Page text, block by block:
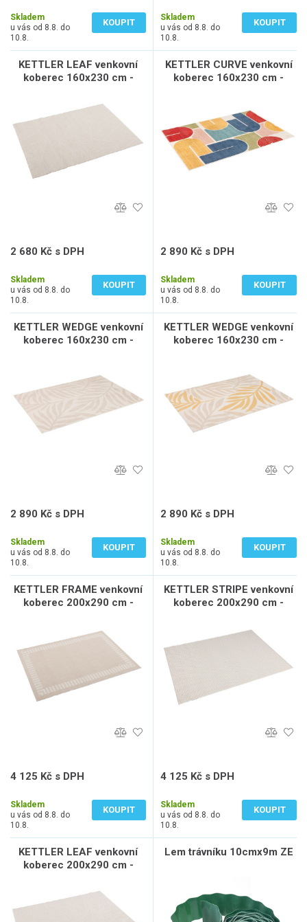
Skladem
u vás od 8.8. do
10.8.
KOUPIT
Skladem
u vás od 8.8. do
10.8.
KOUPIT
KETTLER LEAF venkovní
koberec 160x230 cm -
2 680 Kč s DPH
Skladem
u vás od 8.8. do
10.8.
KOUPIT
KETTLER CURVE venkovní
koberec 160x230 cm -
2 890 Kč s DPH
Skladem
u vás od 8.8. do
10.8.
KOUPIT
KETTLER WEDGE venkovní
koberec 160x230 cm -
2 890 Kč s DPH
Skladem
u vás od 8.8. do
10.8.
KOUPIT
KETTLER WEDGE venkovní
koberec 160x230 cm -
2 890 Kč s DPH
Skladem
u vás od 8.8. do
10.8.
KOUPIT
KETTLER FRAME venkovní
koberec 200x290 cm -
4 125 Kč s DPH
Skladem
u vás od 8.8. do
10.8.
KOUPIT
KETTLER STRIPE venkovní
koberec 200x290 cm -
4 125 Kč s DPH
Skladem
u vás od 8.8. do
10.8.
KOUPIT
KETTLER LEAF venkovní
koberec 200x290 cm -
Lem trávníku 10cmx9m ZE